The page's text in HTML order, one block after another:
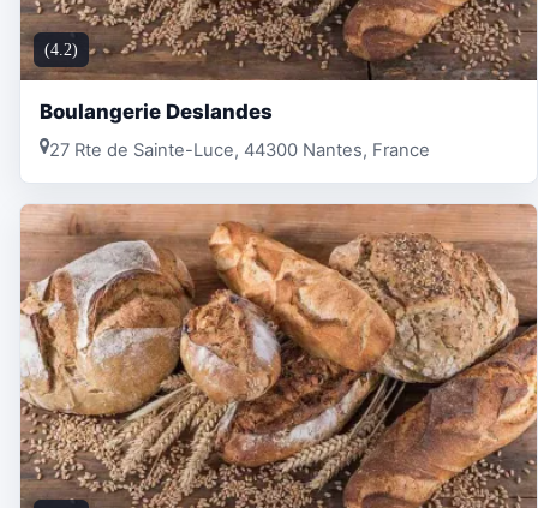
(4.2)
Boulangerie Deslandes
27 Rte de Sainte-Luce, 44300 Nantes, France